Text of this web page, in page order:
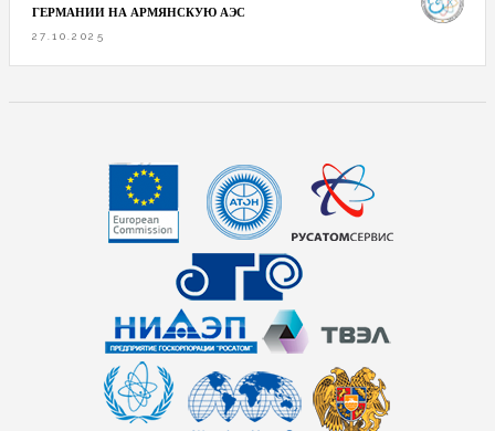
ГЕРМАНИИ НА АРМЯНСКУЮ АЭС
27.10.2025